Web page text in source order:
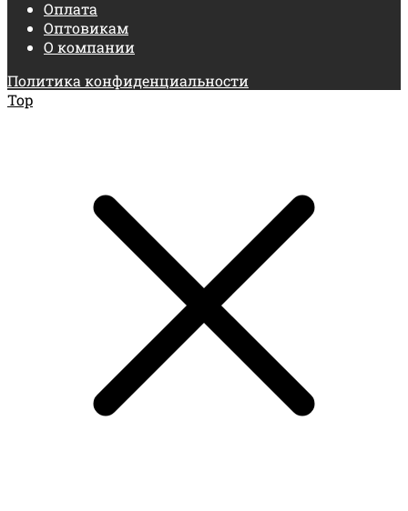
Оплата
Оптовикам
О компании
Политика конфиденциальности
Top